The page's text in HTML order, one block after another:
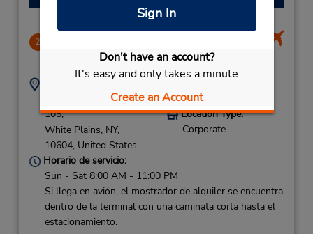
Sign In
Don't have an account?
It's easy and only takes a minute
Create an Account
2
7.73 millas de distancia
Dirección:
240 Airport Rd - Ste
105,
White Plains, NY,
10604, United States
9146810663
Location Type:
Corporate
Horario de servicio:
Sun - Sat 8:00 AM - 11:00 PM
Si llega en avión, el mostrador de alquiler se encuentra
dentro de la terminal con una caminata corta hasta el
estacionamiento.